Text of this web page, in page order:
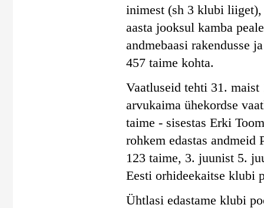
inimest (sh 3 klubi liiget),
aasta jooksul kamba
andmebaasi rakendusse
457 taime kohta.
Vaatluseid tehti 31.
arvukaima ühekordse
taime - sisestas Erki
rohkem edastas
123 taime, 3. juunist 5.
Eesti orhideekaitse klubi
Ühtlasi edastame klubi